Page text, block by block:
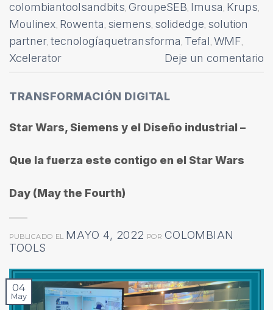
colombiantoolsandbits, GroupeSEB, Imusa , Krups,
Moulinex, Rowenta , siemens, solidedge, solution
partner, tecnologíaquetransforma , Tefal , WMF,
Xcelerator Deje un comentario
TRANSFORMACIÓN DIGITAL
Star Wars, Siemens y el Diseño industrial –
Que la fuerza este contigo en el Star Wars
Day (May the Fourth)
PUBLICADO EL MAYO 4, 2022 POR COLOMBIAN
TOOLS
04
May